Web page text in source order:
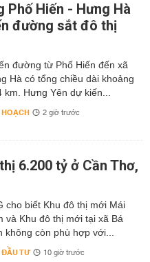
Phố Hiến - Hưng Hà
đường sắt đô thị
đường từ Phố Hiến đến xã
Hà có tổng chiều dài khoảng
km. Hưng Yên dự kiến...
2 giờ trước
6.200 tỷ ở Cần Thơ,
cho biết Khu đô thị mới Mái
và Khu đô thị mới tại xã Bá
không còn phù hợp với...
TƯ 10 giờ trước